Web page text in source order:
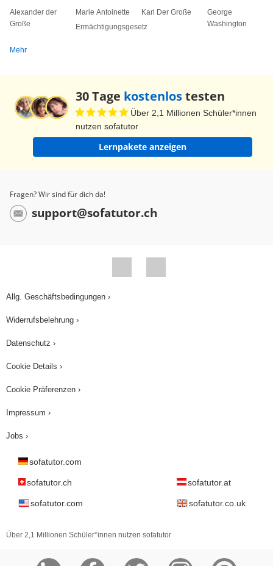
Alexander der
Große
Marie Antoinette
Ermächtigungsgesetz
Karl Der Große
George
Washington
Mehr
30 Tage kostenlostesten
Über 2,1 Millionen Schüler*innen
nutzen sofatutor
Lernpakete anzeigen
Fragen? Wir sind für dich da!
support@sofatutor.ch
Allg. Geschäftsbedingungen ›
Widerrufsbelehrung ›
Datenschutz ›
Cookie Details ›
Cookie Präferenzen ›
Impressum ›
Jobs ›
sofatutor.com
sofatutor.ch sofatutor.at
sofatutor.com sofatutor.co.uk
Über 2,1 Millionen Schüler*innen nutzen sofatutor